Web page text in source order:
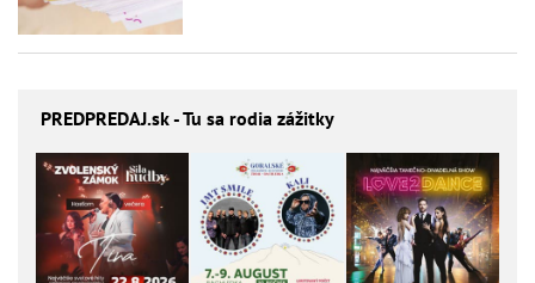
PREDPREDAJ.sk - Tu sa rodia zážitky